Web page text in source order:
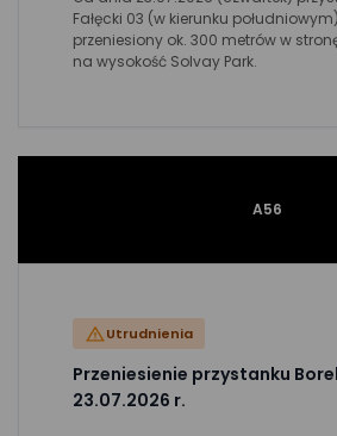
Fałęcki 03 (w kierunku
przeniesiony ok. 300 metrów w
na wysokość Solvay Park.
A56
Utrudnienia
Przeniesienie przystanku
23.07.2026 r.